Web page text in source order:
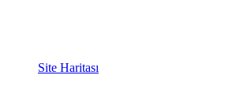
Site Haritası